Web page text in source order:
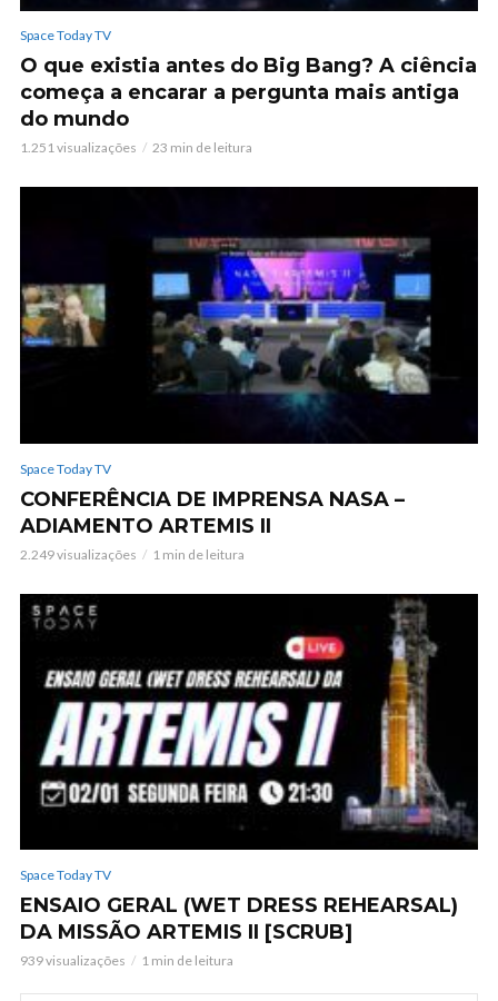
Space Today TV
O que existia antes do Big Bang? A ciência
começa a encarar a pergunta mais antiga
do mundo
1.251 visualizações 23 min de leitura
Space Today TV
CONFERÊNCIA DE IMPRENSA NASA –
ADIAMENTO ARTEMIS II
2.249 visualizações 1 min de leitura
Space Today TV
ENSAIO GERAL (WET DRESS REHEARSAL)
DA MISSÃO ARTEMIS II [SCRUB]
939 visualizações 1 min de leitura